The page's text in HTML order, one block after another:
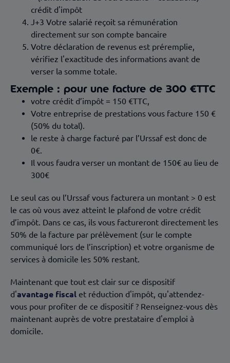
crédit d'impôt
J+3 Votre salarié reçoit sa rémunération
directement sur son compte bancaire
Votre déclaration de revenus est préremplie,
vérifiez l'exactitude des informations avant de
verser la somme totale.
Exemple : pour une facture de 300 €TTC
votre crédit d’impôt = 150 €TTC,
Votre entreprise de prestations vous facture 150 €
(50% du total).
le reste à charge facturé par l’Urssaf est donc de
0€.
Il vous faudra verser un montant de 150€ au lieu de
300€
Le seul cas ou l’Urssaf vous facturera un montant > 0 est
le cas où vous avez atteint le plafond de votre crédit
d’impôt. Dans ce cas, ils vous factureront directement les
50% de la facture par prélèvement (sur le compte
communiqué lors de l’inscription) et votre organisme de
services à domicile les 50% restant.
Maintenant que tout est clair sur ce dispositif
d'avantage fiscal et réduction d'impôt, qu'attendez-
vous pour profiter de ce dispositif ? Renseignez-vous dès
maintenant auprès de votre prestataire d'emploi à
domicile.